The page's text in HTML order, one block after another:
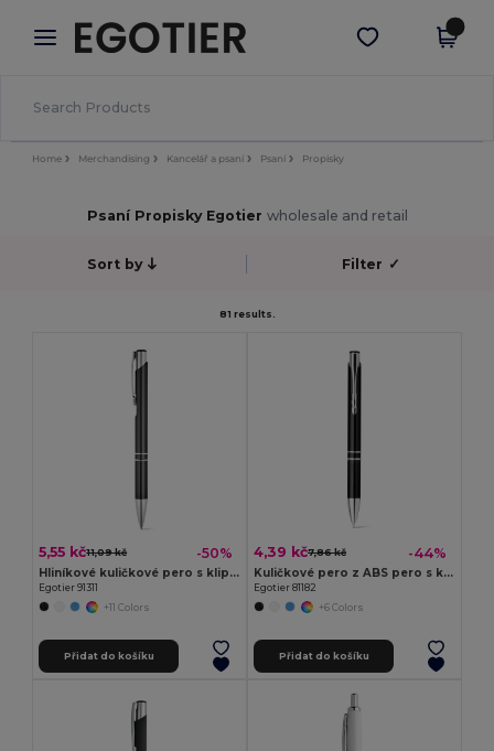
× Aplikace Egotier
Lepší ceny v aplikaci!
Stáhnout app
Home Merchandising Kancelář a psaní Psaní Propisky
Psaní Propisky Egotier wholesale and retail
Sort by Filter ✓
81 results.
5,55 kč11,09 kč -50%
Hliníkové kuličkové pero s klipem
Egotier 91311
+11 Colors
Přidat do košíku
4,39 kč7,86 kč -44%
Kuličkové pero z ABS pero s kovovou sponou
Egotier 81182
+6 Colors
Přidat do košíku